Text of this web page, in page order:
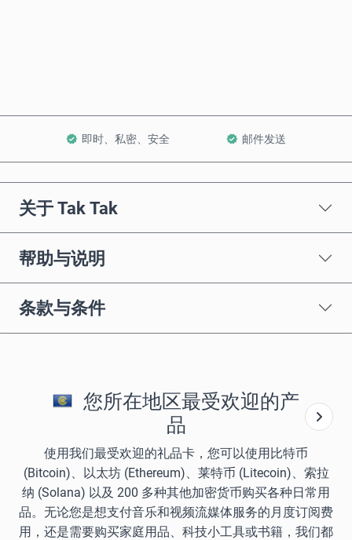
即时、私密、安全 邮件发送
关于 Tak Tak
帮助与说明
条款与条件
您所在地区最受欢迎的产
品
使用我们最受欢迎的礼品卡，您可以使用比特币
(Bitcoin)、以太坊 (Ethereum)、莱特币 (Litecoin)、索拉
纳 (Solana) 以及 200 多种其他加密货币购买各种日常用
品。无论您是想支付音乐和视频流媒体服务的月度订阅费
用，还是需要购买家庭用品、科技小工具或书籍，我们都